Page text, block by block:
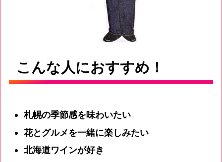
こんな人におすすめ！
札幌の季節感を味わいたい
花とグルメを一緒に楽しみたい
北海道ワインが好き